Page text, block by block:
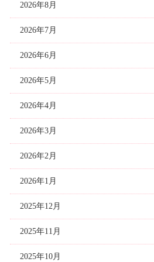
2026年8月
2026年7月
2026年6月
2026年5月
2026年4月
2026年3月
2026年2月
2026年1月
2025年12月
2025年11月
2025年10月